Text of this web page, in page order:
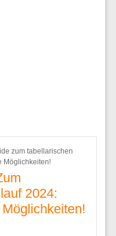
zum tabellarischen
Möglichkeiten!
2024: